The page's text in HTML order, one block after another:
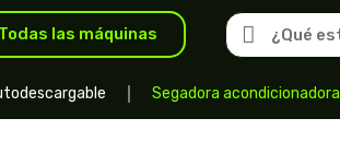
Todas las máquinas
Segadora acondicionadora